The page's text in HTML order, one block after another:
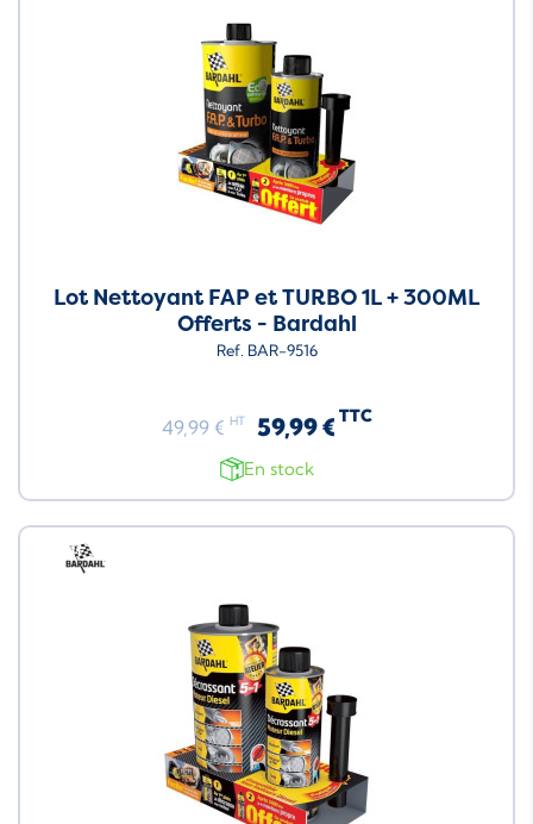
Lot Nettoyant FAP et TURBO 1L + 300ML
Offerts - Bardahl
Ref. BAR-9516
49,99 € HT 59,99 € TTC
En stock
Neuf